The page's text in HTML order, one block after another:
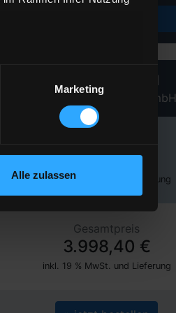
Marketing
Alle zulassen
Heizöl Standard
von Yalcin & Tiebes GmbH
133,28 €
inkl. 19 % MwSt. und Lieferung
Gesamtpreis
3.998,40 €
inkl. 19 % MwSt. und Lieferung